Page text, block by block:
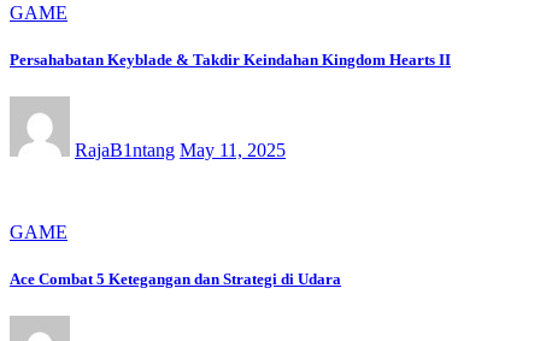
GAME
Persahabatan Keyblade & Takdir Keindahan Kingdom Hearts II
RajaB1ntang May 11, 2025
GAME
Ace Combat 5 Ketegangan dan Strategi di Udara